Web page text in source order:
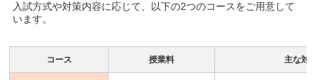
入試方式や対策内容に応じて、以下の2つのコースをご用意して
います。
コース 授業料 主な対